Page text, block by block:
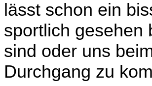
lässt schon ein
sportlich gesehen
sind oder uns
Durchgang zu